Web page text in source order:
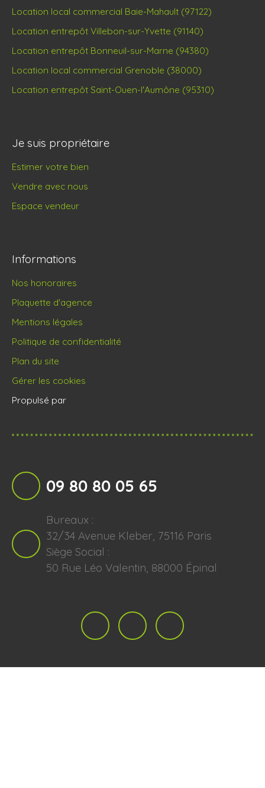
Location local commercial Baie-Mahault (97122)
Location entrepôt Villebon-sur-Yvette (91140)
Location entrepôt Bonneuil-sur-Marne (94380)
Location local commercial Grenoble (38000)
Location entrepôt Saint-Ouen-l'Aumône (95310)
Je suis propriétaire
Estimer votre bien
Vendre avec nous
Espace vendeur
Informations
Nos honoraires
Plaquette d'agence
Mentions légales
Politique de confidentialité
Plan du site
Gérer les cookies
Propulsé par
09 80 80 05 65
Bureaux :
32/34 Avenue Kleber, 75116 Paris
Siège Social :
50 Rue Léo Valentin, 88000 Épinal